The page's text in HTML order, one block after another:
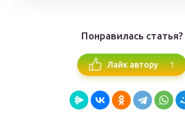
Понравилась статья?
Лайк автору 1